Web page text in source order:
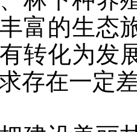
富的生态
转化为发
存在一定